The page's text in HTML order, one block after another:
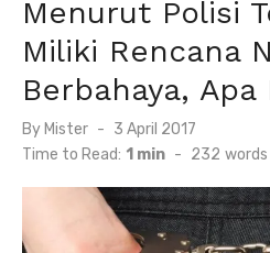
Menurut Polisi
Miliki Rencana
Berbahaya, Apa
By Mister
Posted
on
3 April 2017
Time to Read: 1 min - 232 words